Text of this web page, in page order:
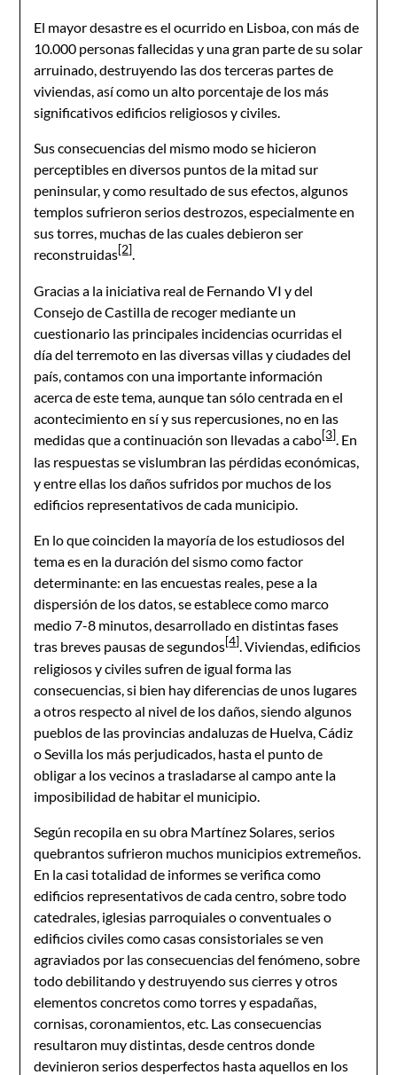
El mayor desastre es el ocurrido en Lisboa, con más de
10.000 personas fallecidas y una gran parte de su solar
arruinado, destruyendo las dos terceras partes de
viviendas, así como un alto porcentaje de los más
significativos edificios religiosos y civiles.
Sus consecuencias del mismo modo se hicieron
perceptibles en diversos puntos de la mitad sur
peninsular, y como resultado de sus efectos, algunos
templos sufrieron serios destrozos, especialmente en
sus torres, muchas de las cuales debieron ser
reconstruidas[2].
Gracias a la iniciativa real de Fernando VI y del
Consejo de Castilla de recoger mediante un
cuestionario las principales incidencias ocurridas el
día del terremoto en las diversas villas y ciudades del
país, contamos con una importante información
acerca de este tema, aunque tan sólo centrada en el
acontecimiento en sí y sus repercusiones, no en las
medidas que a continuación son llevadas a cabo[3]. En
las respuestas se vislumbran las pérdidas económicas,
y entre ellas los daños sufridos por muchos de los
edificios representativos de cada municipio.
En lo que coinciden la mayoría de los estudiosos del
tema es en la duración del sismo como factor
determinante: en las encuestas reales, pese a la
dispersión de los datos, se establece como marco
medio 7-8 minutos, desarrollado en distintas fases
tras breves pausas de segundos[4]. Viviendas, edificios
religiosos y civiles sufren de igual forma las
consecuencias, si bien hay diferencias de unos lugares
a otros respecto al nivel de los daños, siendo algunos
pueblos de las provincias andaluzas de Huelva, Cádiz
o Sevilla los más perjudicados, hasta el punto de
obligar a los vecinos a trasladarse al campo ante la
imposibilidad de habitar el municipio.
Según recopila en su obra Martínez Solares, serios
quebrantos sufrieron muchos municipios extremeños.
En la casi totalidad de informes se verifica como
edificios representativos de cada centro, sobre todo
catedrales, iglesias parroquiales o conventuales o
edificios civiles como casas consistoriales se ven
agraviados por las consecuencias del fenómeno, sobre
todo debilitando y destruyendo sus cierres y otros
elementos concretos como torres y espadañas,
cornisas, coronamientos, etc. Las consecuencias
resultaron muy distintas, desde centros donde
devinieron serios desperfectos hasta aquellos en los